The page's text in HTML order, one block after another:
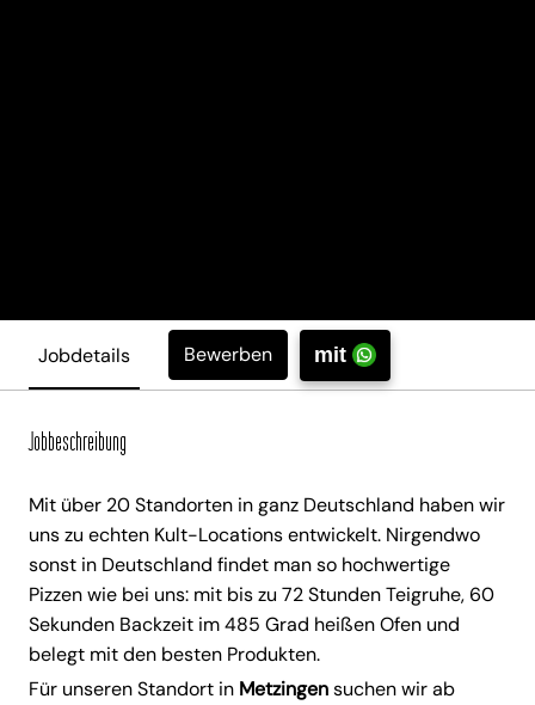
Jobdetails Bewerben mit
Jobbeschreibung
Mit über 20 Standorten in ganz Deutschland haben wir
uns zu echten Kult-Locations entwickelt. Nirgendwo
sonst in Deutschland findet man so hochwertige
Pizzen wie bei uns: mit bis zu 72 Stunden Teigruhe, 60
Sekunden Backzeit im 485 Grad heißen Ofen und
belegt mit den besten Produkten.
Für unseren Standort in Metzingensuchen wir ab